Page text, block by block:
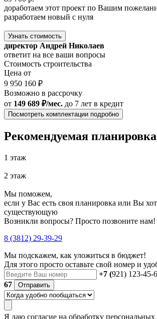
доработаем этот проект по Вашим
разработаем новый с нуля
Узнать стоимость
директор Андрей Николаев
ответит на все ваши вопросы
Стоимость строительства
Цена от
9 950 160 ₽
Возможно в рассрочку
от 149 689 ₽/мес. до 7 лет в кредит
Посмотреть комплектации подробно
Рекомендуемая планировка
1 этаж
2 этаж
Мы поможем,
если у Вас есть своя планировка или Вы
существующую
Возникли вопросы? Просто позвоните нам!
8 (3812) 29-39-29
Мы подскажем, как уложиться в бюджет!
Для этого просто оставьте свой номер и
+7 (921) 123-45-
67
Отправить
Я даю согласие на обработку